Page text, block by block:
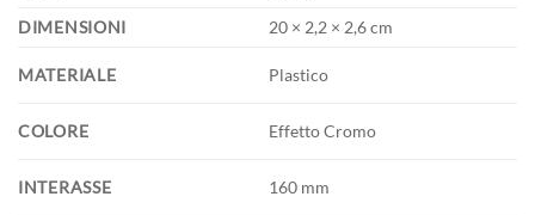
DIMENSIONI
20 × 2,2 × 2,6 cm
MATERIALE Plastico
COLORE Effetto Cromo
INTERASSE 160 mm